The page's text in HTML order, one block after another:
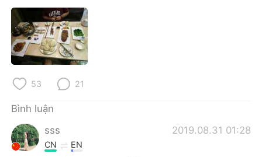
Italiano
Português
53 21
Bình luận
sss
2019.08.31 01:28
CN EN